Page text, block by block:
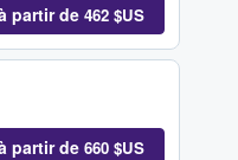
partir de 462 $US
partir de 660 $US